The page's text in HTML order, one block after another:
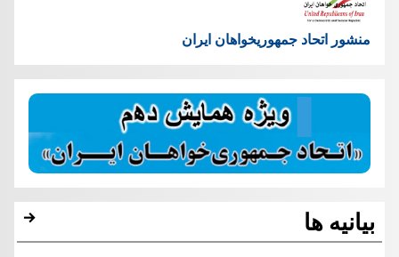
منشور اتحاد جمهوریخواهان ایران
بیانیه ها